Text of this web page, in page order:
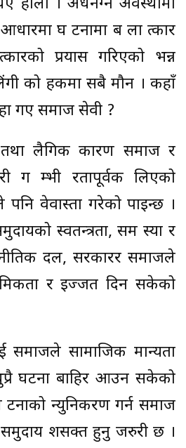
होला । अर्धनग्न अवस्थामा
घ टनामा ब ला त्कार
प्रयास गरिएको भन्न
को हकमा सबै मौन । कहाँ
गए समाज सेवी ?
लैगिक कारण समाज र
ग म्भी रतापूर्वक लिएको
वेवास्ता गरेको पाइन्छ ।
स्वतन्त्रता, सम स्या र
दल, सरकारर समाजले
र इज्जत दिन सकेको
समाजले सामाजिक मान्यता
घटना बाहिर आउन सकेको
न्युनिकरण गर्न समाज
समुदाय शसक्त हुनु जरुरी छ ।